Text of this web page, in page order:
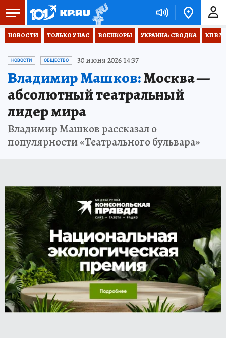
НОВОСТИ ТОЛЬКО У НАС ВОЕНКОРЫ УКРАИНА: СВОДКА КП В
НОВОСТИ ОБЩЕСТВО 30 июня 2026 14:37
Владимир Машков:Москва —
абсолютный театральный
лидер мира
Владимир Машков рассказал о
популярности «Театрального бульвара»